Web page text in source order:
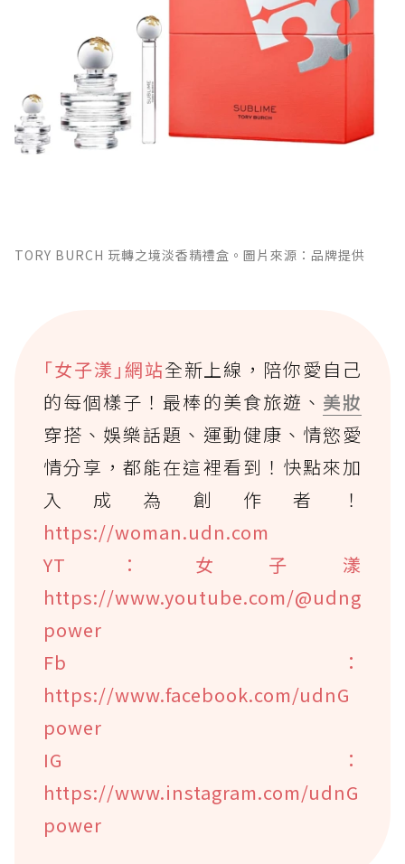
TORY BURCH 玩轉之境淡香精禮盒。圖片來源：品牌提供
｢女子漾｣網站全新上線，陪你愛自己
的每個樣子！最棒的美食旅遊、 美妝
穿搭、娛樂話題、運動健康、情慾愛
情分享，都能在這裡看到！快點來加
入成為創作者！
https://woman.udn.com
YT：女子漾
https://www.youtube.com/@udng
power
Fb：
https://www.facebook.com/udnG
power
IG：
https://www.instagram.com/udnG
power